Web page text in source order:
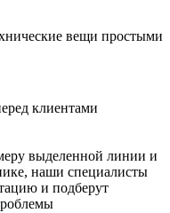
вещи простыми
клиентами
выделенной линии и
наши специалисты
и подберут